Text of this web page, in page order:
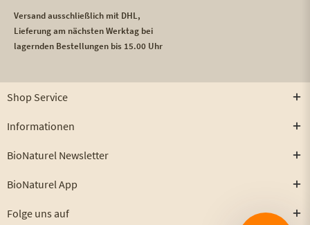
Versand ausschließlich mit DHL,
Lieferung am nächsten Werktag bei
lagernden Bestellungen bis 15.00 Uhr
Shop Service
Informationen
BioNaturel Newsletter
BioNaturel App
Folge uns auf